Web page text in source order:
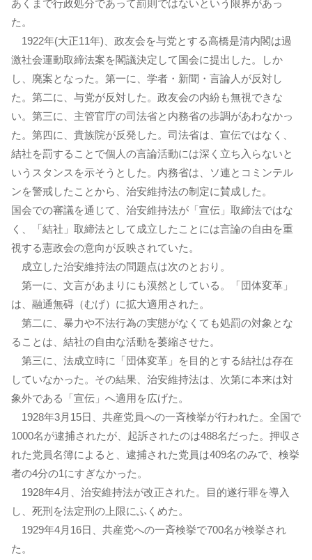
あくまで行政処分であって罰則ではないという限界があっ
た。
1922年(大正11年)、政友会を与党とする高橋是清内閣は過
激社会運動取締法案を閣議決定して国会に提出した。しか
し、廃案となった。第一に、学者・新聞・言論人が反対し
た。第二に、与党が反対した。政友会の内紛も無視できな
い。第三に、主管官庁の司法省と内務省の歩調があわなかっ
た。第四に、貴族院が反発した。司法省は、宣伝ではなく、
結社を罰することで個人の言論活動には深く立ち入らないと
いうスタンスを示そうとした。内務省は、ソ連とコミンテル
ンを警戒したことから、治安維持法の制定に賛成した。
国会での審議を通じて、治安維持法が「宣伝」取締法ではな
く、「結社」取締法として成立したことには言論の自由を重
視する憲政会の意向が反映されていた。
成立した治安維持法の問題点は次のとおり。
第一に、文言があまりにも漠然としている。「団体変革」
は、融通無碍（むげ）に拡大適用された。
第二に、暴力や不法行為の実態がなくても処罰の対象とな
ることは、結社の自由な活動を萎縮させた。
第三に、法成立時に「団体変革」を目的とする結社は存在
していなかった。その結果、治安維持法は、次第に本来は対
象外である「宣伝」へ適用を広げた。
1928年3月15日、共産党員への一斉検挙が行われた。全国で
1000名が逮捕されたが、起訴されたのは488名だった。押収さ
れた党員名簿によると、逮捕された党員は409名のみで、検挙
者の4分の1にすぎなかった。
1928年4月、治安維持法が改正された。目的遂行罪を導入
し、死刑を法定刑の上限にふくめた。
1929年4月16日、共産党への一斉検挙で700名が検挙され
た。